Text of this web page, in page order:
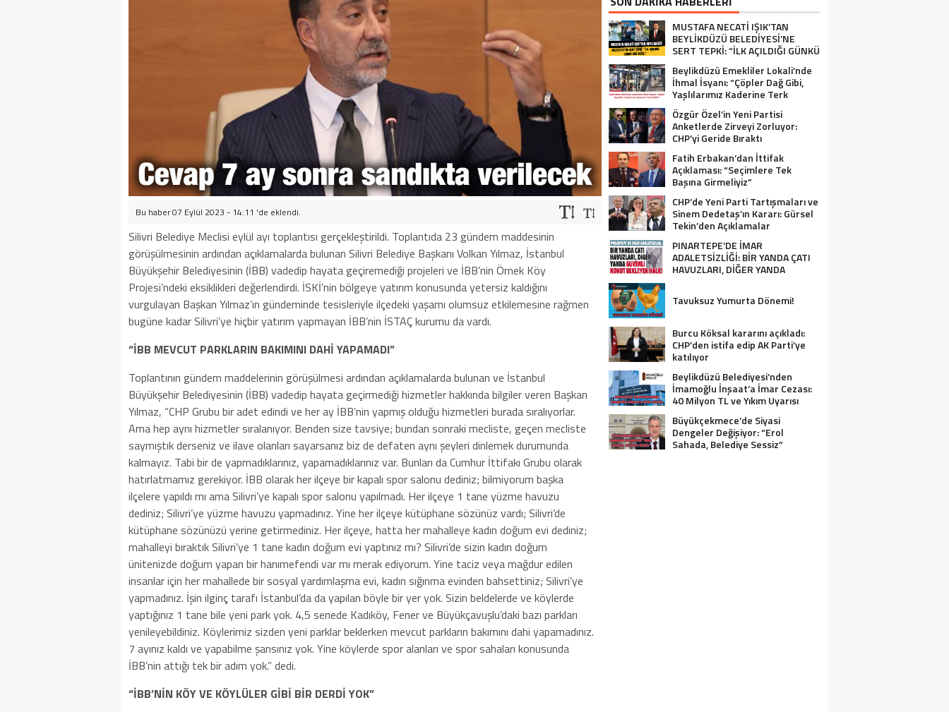
Bu haber 07 Eylül 2023 - 14:11 'de eklendi.
Silivri Belediye Meclisi eylül ayı toplantısı gerçekleştirildi. Toplantıda 23 gündem maddesinin
görüşülmesinin ardından açıklamalarda bulunan Silivri Belediye Başkanı Volkan Yılmaz, İstanbul
Büyükşehir Belediyesinin (İBB) vadedip hayata geçiremediği projeleri ve İBB’nin Örnek Köy
Projesi’ndeki eksiklikleri değerlendirdi. İSKİ’nin bölgeye yatırım konusunda yetersiz kaldığını
vurgulayan Başkan Yılmaz’ın gündeminde tesisleriyle ilçedeki yaşamı olumsuz etkilemesine rağmen
bugüne kadar Silivri’ye hiçbir yatırım yapmayan İBB’nin İSTAÇ kurumu da vardı.
“İBB MEVCUT PARKLARIN BAKIMINI DAHİ YAPAMADI”
Toplantının gündem maddelerinin görüşülmesi ardından açıklamalarda bulunan ve İstanbul
Büyükşehir Belediyesinin (İBB) vadedip hayata geçirmediği hizmetler hakkında bilgiler veren Başkan
Yılmaz, “CHP Grubu bir adet edindi ve her ay İBB’nin yapmış olduğu hizmetleri burada sıralıyorlar.
Ama hep aynı hizmetler sıralanıyor. Benden size tavsiye; bundan sonraki mecliste, geçen mecliste
saymıştık derseniz ve ilave olanları sayarsanız biz de defaten aynı şeyleri dinlemek durumunda
kalmayız. Tabi bir de yapmadıklarınız, yapamadıklarınız var. Bunları da Cumhur İttifakı Grubu olarak
hatırlatmamız gerekiyor. İBB olarak her ilçeye bir kapalı spor salonu dediniz; bilmiyorum başka
ilçelere yapıldı mı ama Silivri’ye kapalı spor salonu yapılmadı. Her ilçeye 1 tane yüzme havuzu
dediniz; Silivri’ye yüzme havuzu yapmadınız. Yine her ilçeye kütüphane sözünüz vardı; Silivri’de
kütüphane sözünüzü yerine getirmediniz. Her ilçeye, hatta her mahalleye kadın doğum evi dediniz;
mahalleyi bıraktık Silivri’ye 1 tane kadın doğum evi yaptınız mı? Silivri’de sizin kadın doğum
ünitenizde doğum yapan bir hanımefendi var mı merak ediyorum. Yine taciz veya mağdur edilen
insanlar için her mahallede bir sosyal yardımlaşma evi, kadın sığınma evinden bahsettiniz; Silivri’ye
yapmadınız. İşin ilginç tarafı İstanbul’da da yapılan böyle bir yer yok. Sizin beldelerde ve köylerde
yaptığınız 1 tane bile yeni park yok. 4,5 senede Kadıköy, Fener ve Büyükçavuşlu’daki bazı parkları
yenileyebildiniz. Köylerimiz sizden yeni parklar beklerken mevcut parkların bakımını dahi yapamadınız.
7 ayınız kaldı ve yapabilme şansınız yok. Yine köylerde spor alanları ve spor sahaları konusunda
İBB’nin attığı tek bir adım yok.” dedi.
“İBB’NİN KÖY VE KÖYLÜLER GİBİ BİR DERDİ YOK”
MUSTAFA NECATİ IŞIK’TAN
BEYLİKDÜZÜ BELEDİYESİ’NE
SERT TEPKİ: “İLK AÇILDIĞI GÜNKÜ
Beylikdüzü Emekliler Lokali’nde
İhmal İsyanı: “Çöpler Dağ Gibi,
Yaşlılarımız Kaderine Terk
Edildi!”
Özgür Özel’in Yeni Partisi
Anketlerde Zirveyi Zorluyor:
CHP’yi Geride Bıraktı
Fatih Erbakan’dan İttifak
Açıklaması: “Seçimlere Tek
Başına Girmeliyiz”
CHP’de Yeni Parti Tartışmaları ve
Sinem Dedetaş’ın Kararı: Gürsel
Tekin’den Açıklamalar
PINARTEPE’DE İMAR
ADALETSİZLİĞİ: BİR YANDA ÇATI
HAVUZLARI, DİĞER YANDA
Tavuksuz Yumurta Dönemi!
Burcu Köksal kararını açıkladı:
CHP’den istifa edip AK Parti’ye
katılıyor
Beylikdüzü Belediyesi’nden
İmamoğlu İnşaat’a İmar Cezası:
40 Milyon TL ve Yıkım Uyarısı
Büyükçekmece’de Siyasi
Dengeler Değişiyor: “Erol
Sahada, Belediye Sessiz”